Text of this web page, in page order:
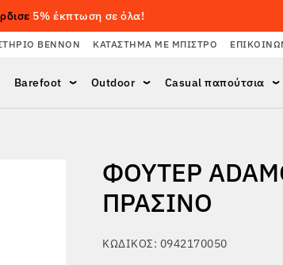
5% έκπτωση σε όλα!
BENNON ΚΑΤΆΣΤΗΜΑ ΜΕ ΜΠΙΣΤΡΌ
Barefoot Outdoor Casual παπούτσια
ΦΟΎΤΕΡ
ΠΡΆΣΙΝΟ
ΚΩΔΙΚΌΣ: 0942170050